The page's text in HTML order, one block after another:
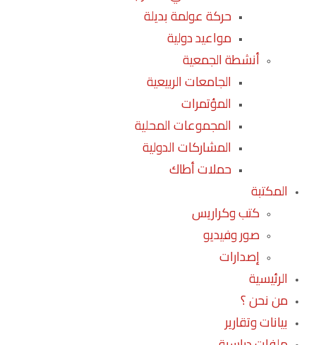
حركة عولمة بديلة
مواعيد دولية
أنشطة الجمعية
الجامعات الربيعية
المؤتمرات
المجموعات المحلية
المشاركات الدولية
حملات أطاك
المكتبة
كتب وكراريس
صور وفيديو
إصدارات
الرئيسية
من نحن ؟
بيانات وتقارير